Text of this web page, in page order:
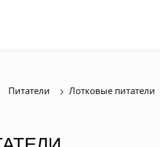
Питатели Лотковые питатели